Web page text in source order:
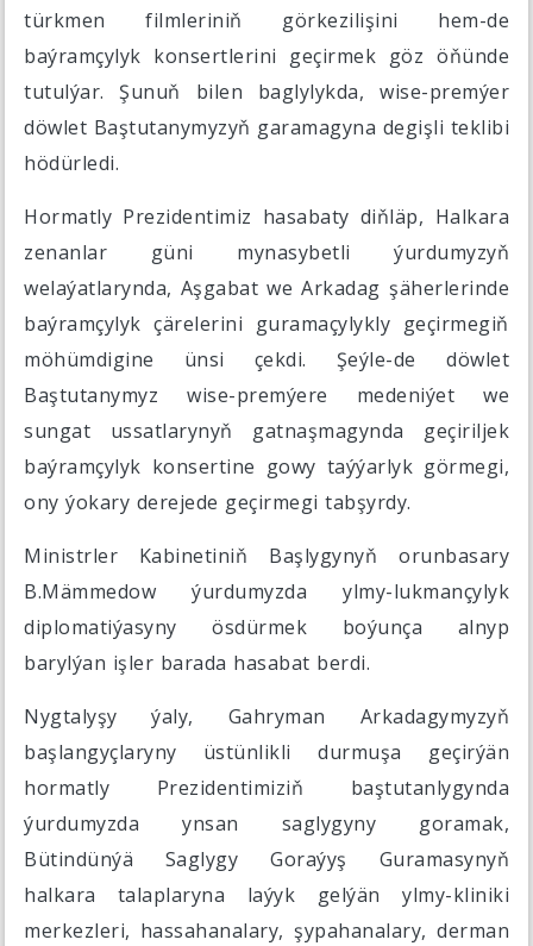
türkmen filmleriniň görkezilişini hem-de
baýramçylyk konsertlerini geçirmek göz öňünde
tutulýar. Şunuň bilen baglylykda, wise-premýer
döwlet Baştutanymyzyň garamagyna degişli teklibi
hödürledi.
Hormatly Prezidentimiz hasabaty diňläp, Halkara
zenanlar güni mynasybetli ýurdumyzyň
welaýatlarynda, Aşgabat we Arkadag şäherlerinde
baýramçylyk çärelerini guramaçylykly geçirmegiň
möhümdigine ünsi çekdi. Şeýle-de döwlet
Baştutanymyz wise-premýere medeniýet we
sungat ussatlarynyň gatnaşmagynda geçiriljek
baýramçylyk konsertine gowy taýýarlyk görmegi,
ony ýokary derejede geçirmegi tabşyrdy.
Ministrler Kabinetiniň Başlygynyň orunbasary
B.Mämmedow ýurdumyzda ylmy-lukmançylyk
diplomatiýasyny ösdürmek boýunça alnyp
barylýan işler barada hasabat berdi.
Nygtalyşy ýaly, Gahryman Arkadagymyzyň
başlangyçlaryny üstünlikli durmuşa geçirýän
hormatly Prezidentimiziň baştutanlygynda
ýurdumyzda ynsan saglygyny goramak,
Bütindünýä Saglygy Goraýyş Guramasynyň
halkara talaplaryna laýyk gelýän ylmy-kliniki
merkezleri, hassahanalary, şypahanalary, derman